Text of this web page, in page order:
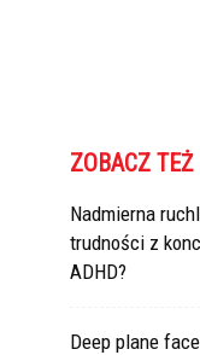
ZOBACZ TEŻ
Nadmierna
trudności z
ADHD?
Deep plane